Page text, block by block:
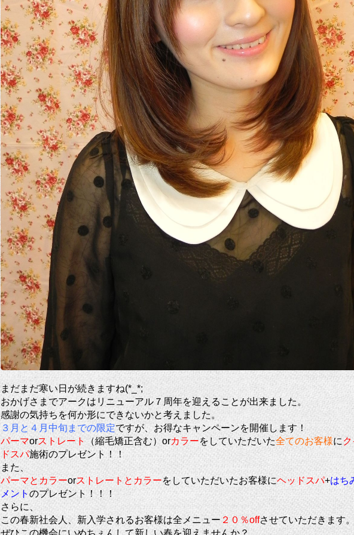
まだまだ寒い日が続きますね(*_*;
おかげさまでアークはリニューアル７周年を迎えることが出来ました。
感謝の気持ちを何か形にできないかと考えました。
３月と４月中旬までの限定ですが、お得なキャンペーンを開催します！
パーマorストレート（縮毛矯正含む）orカラーをしていただいた全てのお客様に
ドスパ施術のプレゼント！！
また、
パーマとカラーorストレートとカラーをしていただいたお客様にヘッドスパ+はち
メントのプレゼント！！！
さらに、
この春新社会人、新入学されるお客様は全メニュー ２０％offさせていただきます